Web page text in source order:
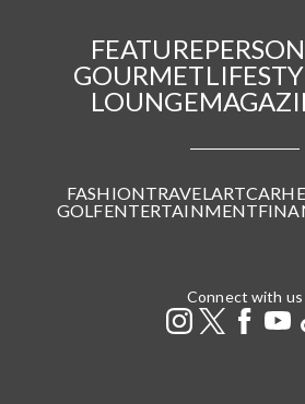
FEATUREPERSON
GOURMET
LOUNGE
FASHIONTRAVELARTCAR
GOLFENTERTAINMENT
Connect with us